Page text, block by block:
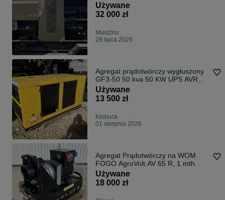
Używane
32 000 zł
Miedźno
28 lipca 2026
Agregat prądotwórczy wygłuszony
GF3-50 50 kva 50 KW UPS AVR
diesel
Używane
13 500 zł
Kłobuck
01 sierpnia 2026
Agregat Prądotwórczy na WOM
FOGO AgroVolt AV 65 R, 1 mth
Używane
18 000 zł